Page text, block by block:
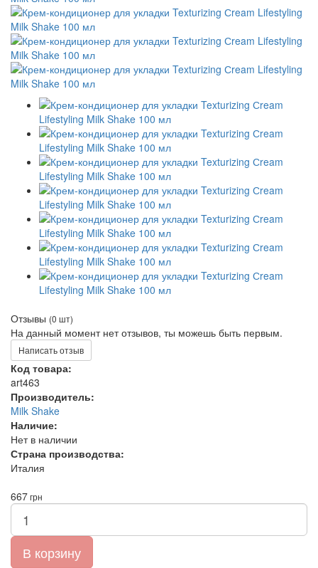
Отзывы (0 шт)
На данный момент нет отзывов, ты можешь быть первым.
Написать отзыв
Код товара:
art463
Производитель:
Milk Shake
Наличие:
Нет в наличии
Страна производства:
Италия
667грн
В корзину